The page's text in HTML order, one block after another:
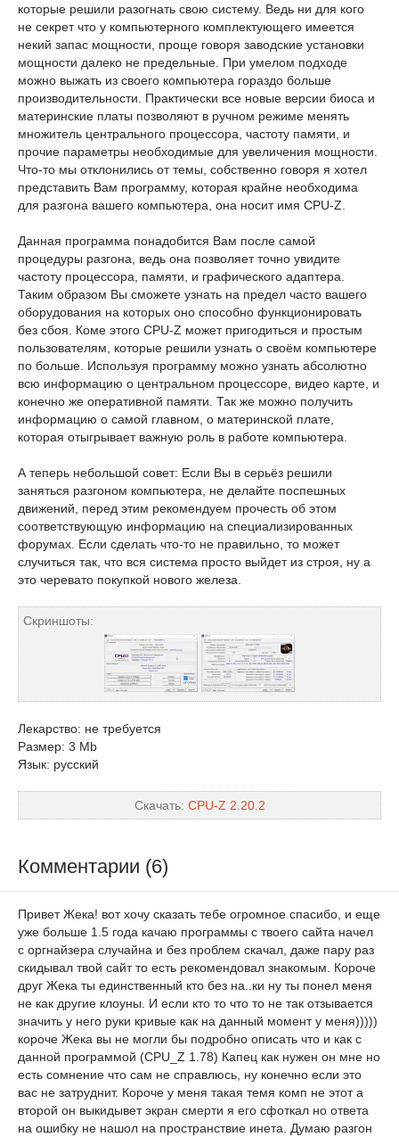
которые решили разогнать свою систему. Ведь ни для кого
не секрет что у компьютерного комплектующего имеется
некий запас мощности, проще говоря заводские установки
мощности далеко не предельные. При умелом подходе
можно выжать из своего компьютера гораздо больше
производительности. Практически все новые версии биоса и
материнские платы позволяют в ручном режиме менять
множитель центрального процессора, частоту памяти, и
прочие параметры необходимые для увеличения мощности.
Что-то мы отклонились от темы, собственно говоря я хотел
представить Вам программу, которая крайне необходима
для разгона вашего компьютера, она носит имя CPU-Z.
Данная программа понадобится Вам после самой
процедуры разгона, ведь она позволяет точно увидите
частоту процессора, памяти, и графического адаптера.
Таким образом Вы сможете узнать на предел часто вашего
оборудования на которых оно способно функционировать
без сбоя. Коме этого CPU-Z может пригодиться и простым
пользователям, которые решили узнать о своём компьютере
по больше. Используя программу можно узнать абсолютно
всю информацию о центральном процессоре, видео карте, и
конечно же оперативной памяти. Так же можно получить
информацию о самой главном, о материнской плате,
которая отыгрывает важную роль в работе компьютера.
А теперь небольшой совет: Если Вы в серьёз решили
заняться разгоном компьютера, не делайте поспешных
движений, перед этим рекомендуем прочесть об этом
соответствующую информацию на специализированных
форумах. Если сделать что-то не правильно, то может
случиться так, что вся система просто выйдет из строя, ну а
это черевато покупкой нового железа.
Скриншоты:
Лекарство: не требуется
Размер: 3 Mb
Язык: русский
Скачать: CPU-Z 2.20.2
Комментарии (6)
Привет Жека! вот хочу сказать тебе огромное спасибо, и еще
уже больше 1.5 года качаю программы с твоего сайта начел
с оргнайзера случайна и без проблем скачал, даже пару раз
скидывал твой сайт то есть рекомендовал знакомым. Короче
друг Жека ты единственный кто без на..ки ну ты понел меня
не как другие клоуны. И если кто то что то не так отзывается
значить у него руки кривые как на данный момент у меня)))))
короче Жека вы не могли бы подробно описать что и как с
данной программой (CPU_Z 1.78) Капец как нужен он мне но
есть сомнение что сам не справлюсь, ну конечно если это
вас не затруднит. Короче у меня такая темя комп не этот а
второй он выкидывет экран смерти я его сфоткал но ответа
на ошибку не нашол на пространствие инета. Думаю разгон